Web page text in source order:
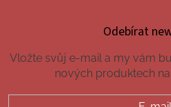
Odebírat
Vložte svůj e-mail a my vám
nových produktech